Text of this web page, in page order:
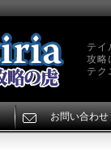
テイ
攻略
テク
お問い合わせ